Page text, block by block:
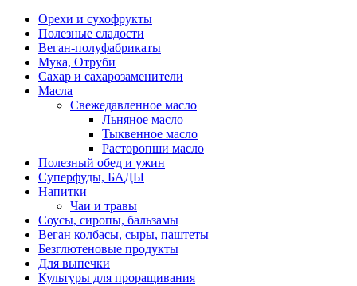
Орехи и сухофрукты
Полезные сладости
Веган-полуфабрикаты
Мука, Отруби
Сахар и сахарозаменители
Масла
Свежедавленное масло
Льняное масло
Тыквенное масло
Расторопши масло
Полезный обед и ужин
Суперфуды, БАДЫ
Напитки
Чаи и травы
Соусы, сиропы, бальзамы
Веган колбасы, сыры, паштеты
Безглютеновые продукты
Для выпечки
Культуры для проращивания